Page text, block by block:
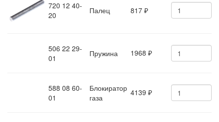
720 12 40-
20
Палец 817 ₽
506 22 29-
01
Пружина 1968 ₽
588 08 60-
01
Блокиратор
газа
4139 ₽